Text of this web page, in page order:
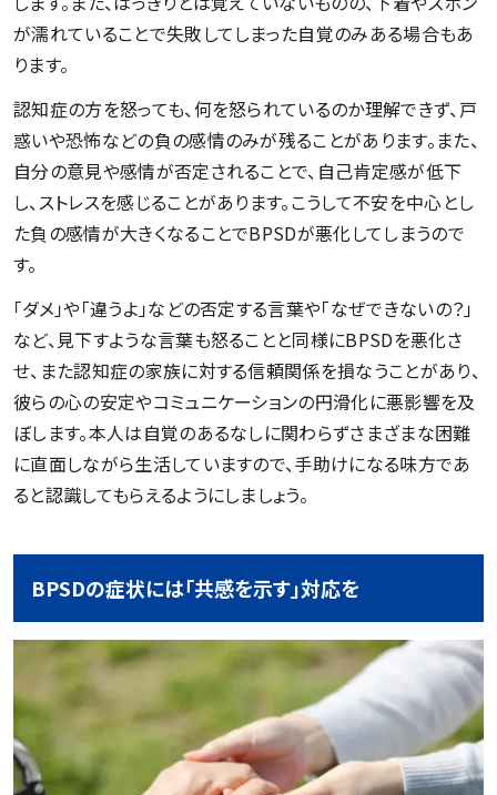
が濡れていることで失敗してしまった自覚のみある場合もあ
ります。
認知症の方を怒っても、何を怒られているのか理解できず、戸
惑いや恐怖などの負の感情のみが残ることがあります。また、
自分の意見や感情が否定されることで、自己肯定感が低下
し、ストレスを感じることがあります。こうして不安を中心とし
た負の感情が大きくなることでBPSDが悪化してしまうので
す。
「ダメ」や「違うよ」などの否定する言葉や「なぜできないの？」
など、見下すような言葉も怒ることと同様にBPSDを悪化さ
せ、また認知症の家族に対する信頼関係を損なうことがあり、
彼らの心の安定やコミュニケーションの円滑化に悪影響を及
ぼします。本人は自覚のあるなしに関わらずさまざまな困難
に直面しながら生活していますので、手助けになる味方であ
ると認識してもらえるようにしましょう。
BPSDの症状には「共感を示す」対応を